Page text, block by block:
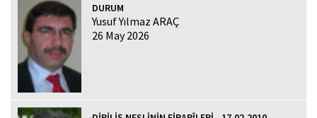
DURUM
Yusuf Yılmaz ARAÇ
26 May 2026